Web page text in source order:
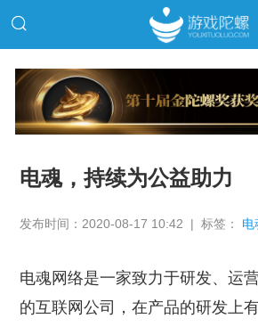
电魂，持续为公益助力
发布时间：2020-08-17 10:42 | 标签： 电
电魂网络是一家致力于研发、运
的互联网公司，在产品的研发上